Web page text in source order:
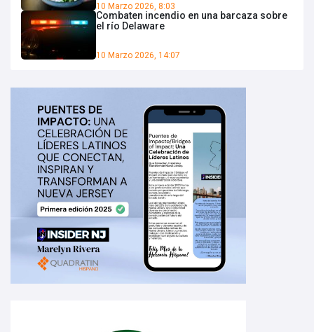
10 Marzo 2026, 8:03
Combaten incendio en una barcaza sobre
el río Delaware
10 Marzo 2026, 14:07